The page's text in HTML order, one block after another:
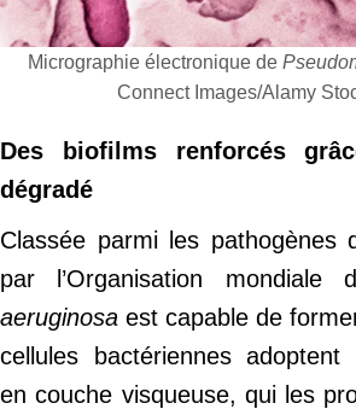
Micrographie électronique de
Connect Images/Alamy
Des biofilms renforcés
dégradé
Classée parmi les pathogènes
par l’Organisation
aeruginosa est capable de
cellules bactériennes adoptent
en couche visqueuse, qui les